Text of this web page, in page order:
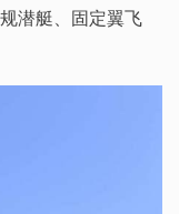
潜艇、固定翼飞